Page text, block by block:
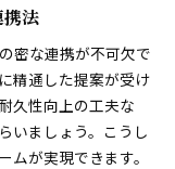
携法
密な連携が不可欠で
精通した提案が受け
久性向上の工夫な
いましょう。こうし
が実現できます。